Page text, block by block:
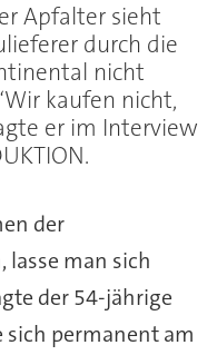
Apfalter sieht
durch die
nicht
kaufen nicht,
er im Interview
der
man sich
der 54-jährige
sich permanent am